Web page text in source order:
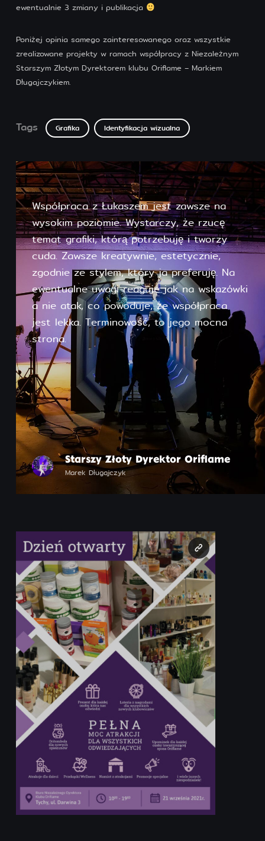
ewentualnie 3 zmiany i publikacja
Poniżej opinia samego zainteresowanego oraz wszystkie
zrealizowane projekty w ramach współpracy z Niezależnym
Starszym Złotym Dyrektorem klubu Oriflame – Markiem
Długajczykiem.
Tags Grafika Identyfikacja wizualna
Starszy Złoty Dyrektor Oriflame
Marek Długajczyk
Współpraca z Łukaszem jest zawsze na
wysokim poziomie. Wystarczy, że rzucę
temat grafiki, którą potrzebuję i tworzy
cuda. Zawsze kreatywnie, estetycznie,
zgodnie ze stylem, który ja preferuję. Na
ewentualne uwagi reaguje jak na wskazówki
a nie atak, co powoduje, że współpraca
jest lekka. Terminowość, to jego mocna
strona.